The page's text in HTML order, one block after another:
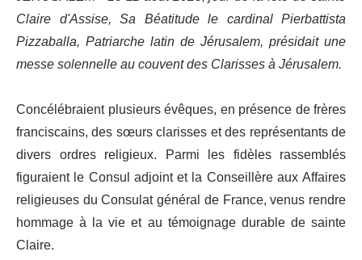
Claire d'Assise, Sa Béatitude le cardinal Pierbattista
Pizzaballa, Patriarche latin de Jérusalem, présidait une
messe solennelle au couvent des Clarisses à Jérusalem.
Concélébraient plusieurs évêques, en présence de frères
franciscains, des sœurs clarisses et des représentants de
divers ordres religieux. Parmi les fidèles rassemblés
figuraient le Consul adjoint et la Conseillère aux Affaires
religieuses du Consulat général de France, venus rendre
hommage à la vie et au témoignage durable de sainte
Claire.